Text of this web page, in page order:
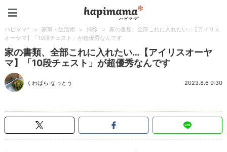
ハピママ* > 家事・生活術 > 掃除 >
家の書類、全部これに入れたい…【アイリス
オーヤマ】「10段チェスト」が超優秀なんです
家の書類、全部これに入れたい…【アイリスオーヤ
マ】「10段チェスト」が超優秀なんです
くわばら なっとう 2023.8.6 9:30